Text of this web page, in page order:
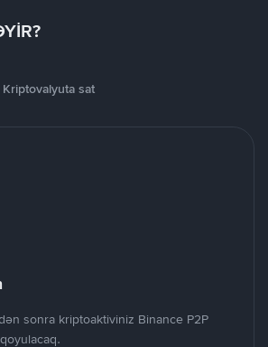
Kriptovalyuta sat
sonra kriptoaktiviniz Binance P2P